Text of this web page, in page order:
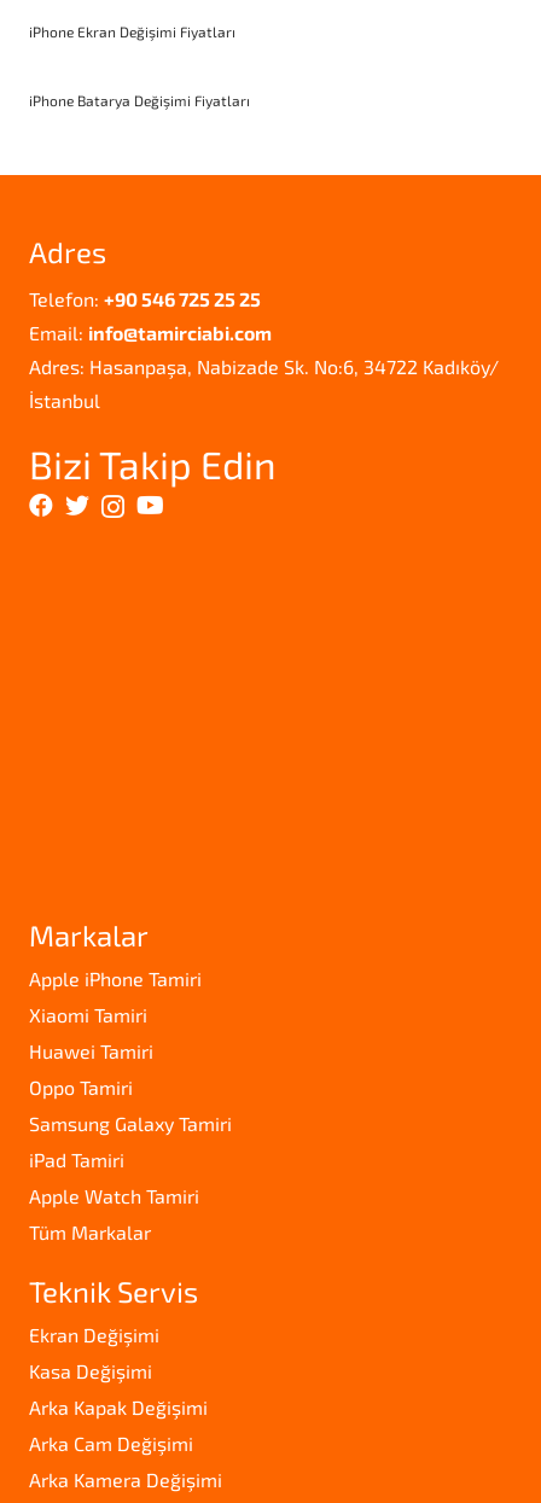
iPhone Ekran Değişimi Fiyatları
iPhone Batarya Değişimi Fiyatları
Adres
Telefon: +90 546 725 25 25
Email: info@tamirciabi.com
Adres: Hasanpaşa, Nabizade Sk. No:6, 34722 Kadıköy/
İstanbul
Bizi Takip Edin
Markalar
Apple iPhone Tamiri
Xiaomi Tamiri
Huawei Tamiri
Oppo Tamiri
Samsung Galaxy Tamiri
iPad Tamiri
Apple Watch Tamiri
Tüm Markalar
Teknik Servis
Ekran Değişimi
Kasa Değişimi
Arka Kapak Değişimi
Arka Cam Değişimi
Arka Kamera Değişimi